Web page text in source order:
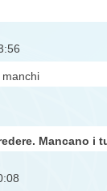
Mancano i